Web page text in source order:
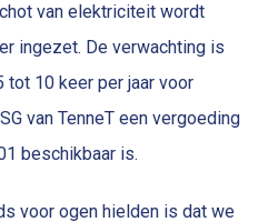
van elektriciteit wordt
ingezet. De verwachting is
tot 10 keer per jaar voor
van TenneT een vergoeding
beschikbaar is.
voor ogen hielden is dat we